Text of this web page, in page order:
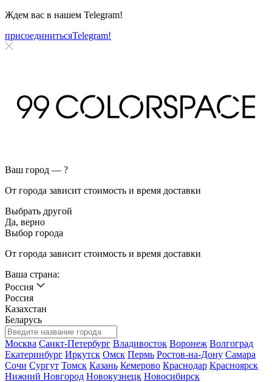
Ждем вас в нашем Telegram!
присоединитьсяTelegram!
Ваш город — ?
От города зависит стоимость и время доставки
Выбрать другой
Да, верно
Выбор города
От города зависит стоимость и время доставки
Ваша страна:
Россия
Россия
Казахстан
Беларусь
Москва Санкт-Петербург Владивосток Воронеж Волгоград
Екатеринбург Иркутск Омск Пермь Ростов-на-Дону Самара
Сочи Сургут Томск Казань Кемерово Краснодар Красноярск
Нижний Новгород Новокузнецк Новосибирск